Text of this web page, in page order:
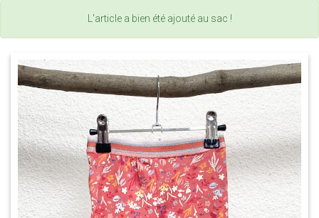
L'article a bien été ajouté au sac !